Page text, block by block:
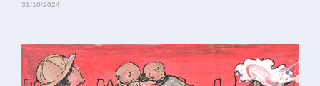
31/10/2024